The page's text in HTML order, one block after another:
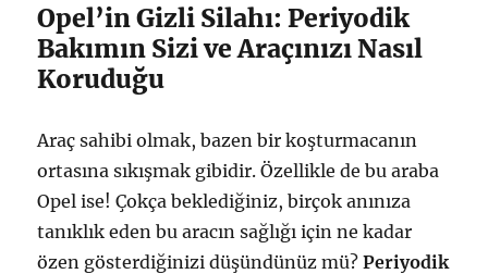
Opel’in Gizli Silahı: Periyodik
Bakımın Sizi ve Araçınızı Nasıl
Koruduğu
Araç sahibi olmak, bazen bir koşturmacanın
ortasına sıkışmak gibidir. Özellikle de bu araba
Opel ise! Çokça beklediğiniz, birçok anınıza
tanıklık eden bu aracın sağlığı için ne kadar
özen gösterdiğinizi düşündünüz mü?Periyodik